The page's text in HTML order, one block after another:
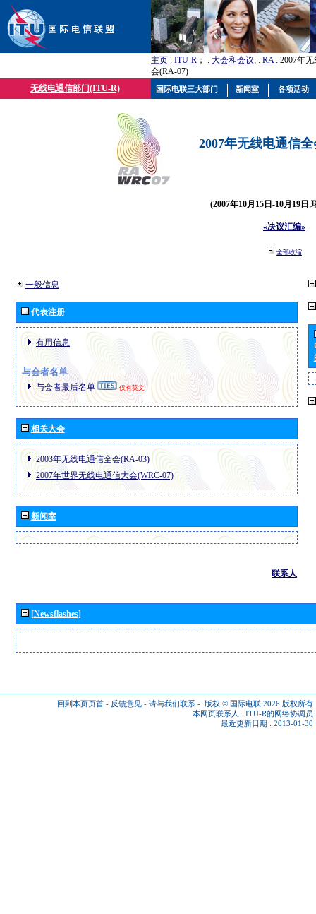
主页 : ITU-R ； : 大会和会议; : RA: 2007年
会(RA-07)
无线电通信部门(ITU-R)
2007年无线电通信
(2007年10月15日-10月19日,
«决议汇编»
全部收缩
一般信息
代表注册
有用信息
与会者名单
与会者最后名单 仅有英文
相关大会
2003年无线电通信全会(RA-03)
2007年世界无线电通信大会(WRC-07)
新闻室
联系人
[Newsflashes]
回到本页页首 - 反馈意见 - 请与我们联系 - 版权 © 国际电联 2026 版权所有
本网页联系人 : ITU-R的网络协调员
最近更新日期 : 2013-01-30
国际电联三大部门 新闻室 各项活动